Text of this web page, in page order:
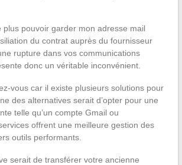
plus pouvoir garder mon adresse mail
du contrat auprès du fournisseur
rupture dans vos communications
donc un véritable inconvénient.
vous car il existe plusieurs solutions pour
des alternatives serait d’opter pour une
telle qu’un compte Gmail ou
offrent une meilleure gestion des
outils performants.
serait de transférer votre ancienne